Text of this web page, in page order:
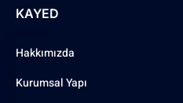
KAYED
Hakkımızda
Kurumsal Yapı